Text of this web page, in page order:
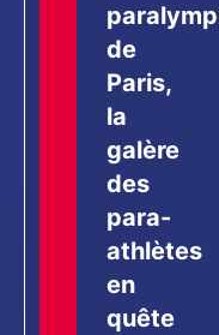
de
Paris,
la
galère
des
para-
athlètes
en
quête